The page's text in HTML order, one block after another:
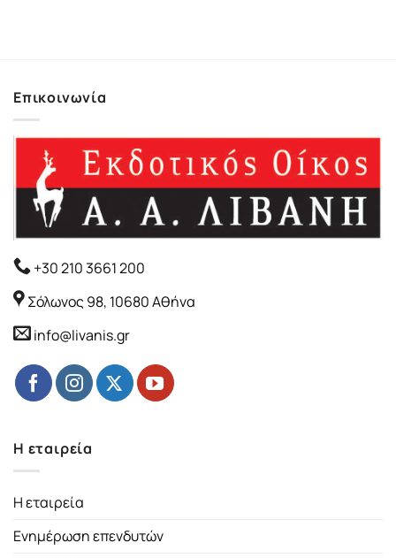
Επικοινωνία
+30 210 3661 200
Σόλωνος 98, 10680 Αθήνα
info@livanis.gr
Η εταιρεία
Η εταιρεία
Ενημέρωση επενδυτών